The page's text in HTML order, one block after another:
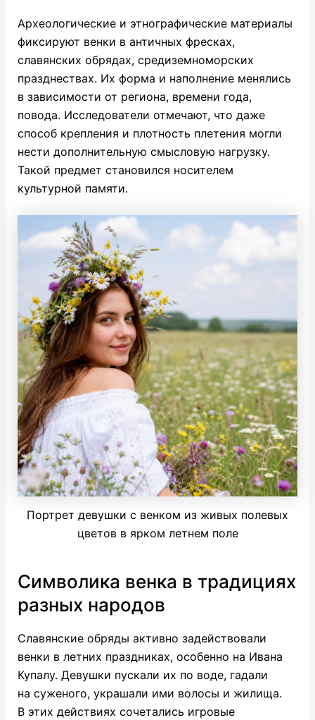
Археологические и этнографические материалы
фиксируют венки в античных фресках,
славянских обрядах, средиземноморских
празднествах. Их форма и наполнение менялись
в зависимости от региона, времени года,
повода. Исследователи отмечают, что даже
способ крепления и плотность плетения могли
нести дополнительную смысловую нагрузку.
Такой предмет становился носителем
культурной памяти.
Портрет девушки с венком из живых полевых
цветов в ярком летнем поле
Символика венка в традициях
разных народов
Славянские обряды активно задействовали
венки в летних праздниках, особенно на Ивана
Купалу. Девушки пускали их по воде, гадали
на суженого, украшали ими волосы и жилища.
В этих действиях сочетались игровые